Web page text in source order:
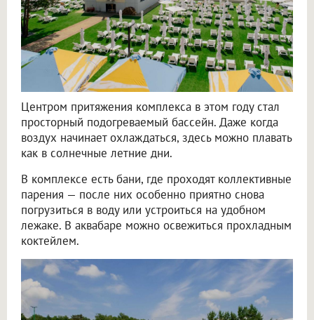
Центром притяжения комплекса в этом году стал
просторный подогреваемый бассейн. Даже когда
воздух начинает охлаждаться, здесь можно плавать
как в солнечные летние дни.
В комплексе есть бани, где проходят коллективные
парения — после них особенно приятно снова
погрузиться в воду или устроиться на удобном
лежаке. В аквабаре можно освежиться прохладным
коктейлем.